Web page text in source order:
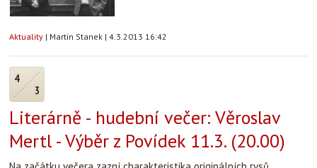
Aktuality | Martin Stanek | 4.3.2013 16:42
4
3
Literárně - hudební večer: Věroslav
Mertl - Výběr z Povídek 11.3. (20.00)